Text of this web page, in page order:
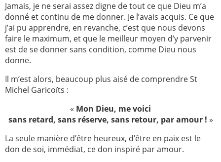
Jamais, je ne serai assez digne de tout ce que Dieu m’a
donné et continu de me donner. Je l’avais acquis. Ce que
j’ai pu apprendre, en revanche, c’est que nous devons
faire le maximum, et que le meilleur moyen d’y parvenir
est de se donner sans condition, comme Dieu nous
donne.
Il m’est alors, beaucoup plus aisé de comprendre St
Michel Garicoïts :
« Mon Dieu, me voici
sans retard, sans réserve, sans retour, par amour ! »
La seule manière d’être heureux, d’être en paix est le
don de soi, immédiat, ce don inspiré par amour.